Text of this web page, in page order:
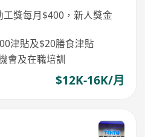
獎每月$400，新人獎金
津貼及$20膳食津貼
會及在職培訓
$12K-16K/月